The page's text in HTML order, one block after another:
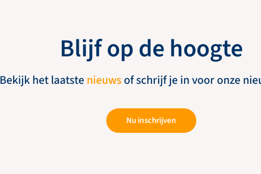
Blijf op de hoogte
Bekijk het laatste nieuwsof schrijf je in voor onze
Nu inschrijven